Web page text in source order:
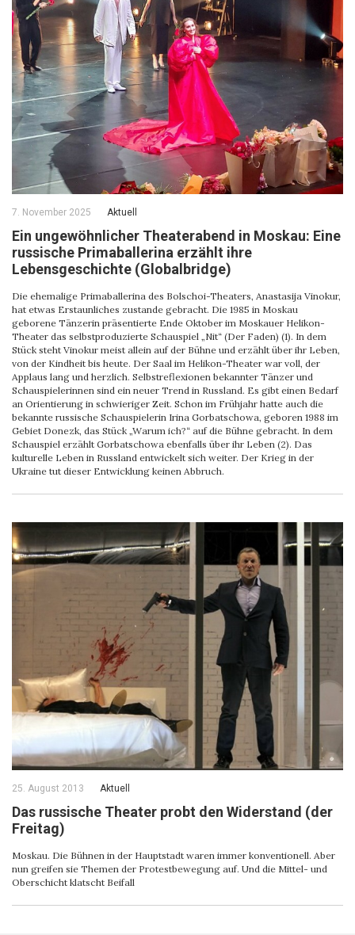
7. November 2025 Aktuell
Ein ungewöhnlicher Theaterabend in Moskau: Eine
russische Primaballerina erzählt ihre
Lebensgeschichte (Globalbridge)
Die ehemalige Primaballerina des Bolschoi-Theaters, Anastasija Vinokur,
hat etwas Erstaunliches zustande gebracht. Die 1985 in Moskau
geborene Tänzerin präsentierte Ende Oktober im Moskauer Helikon-
Theater das selbstproduzierte Schauspiel „Nit“ (Der Faden) (1). In dem
Stück steht Vinokur meist allein auf der Bühne und erzählt über ihr Leben,
von der Kindheit bis heute. Der Saal im Helikon-Theater war voll, der
Applaus lang und herzlich. Selbstreflexionen bekannter Tänzer und
Schauspielerinnen sind ein neuer Trend in Russland. Es gibt einen Bedarf
an Orientierung in schwieriger Zeit. Schon im Frühjahr hatte auch die
bekannte russische Schauspielerin Irina Gorbatschowa, geboren 1988 im
Gebiet Donezk, das Stück „Warum ich?“ auf die Bühne gebracht. In dem
Schauspiel erzählt Gorbatschowa ebenfalls über ihr Leben (2). Das
kulturelle Leben in Russland entwickelt sich weiter. Der Krieg in der
Ukraine tut dieser Entwicklung keinen Abbruch.
25. August 2013 Aktuell
Das russische Theater probt den Widerstand (der
Freitag)
Moskau. Die Bühnen in der Hauptstadt waren immer konventionell. Aber
nun greifen sie Themen der Protestbewegung auf. Und die Mittel- und
Oberschicht klatscht Beifall